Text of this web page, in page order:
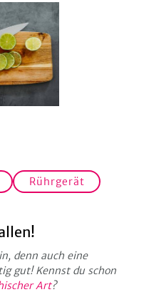
Rührgerät
denn auch eine
gut! Kennst du schon
Art?